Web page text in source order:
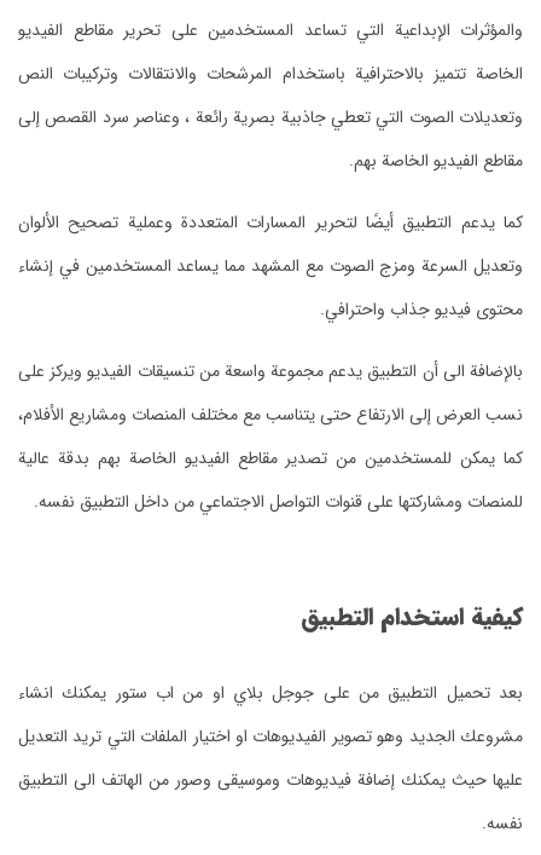
والمؤثرات الإبداعية التي تساعد المستخدمين على تحرير مقاطع الفيديو
الخاصة تتميز بالاحترافية باستخدام المرشحات والانتقالات وتركيبات النص
وتعديلات الصوت التي تعطي جاذبية بصرية رائعة ، وعناصر سرد القصص إلى
مقاطع الفيديو الخاصة بهم.
كما يدعم التطبيق أيضًا لتحرير المسارات المتعددة وعملية تصحيح الألوان
وتعديل السرعة ومزج الصوت مع المشهد مما يساعد المستخدمين في إنشاء
محتوى فيديو جذاب واحترافي.
بالإضافة الى أن التطبيق يدعم مجموعة واسعة من تنسيقات الفيديو ويركز على
نسب العرض إلى الارتفاع حتى يتناسب مع مختلف المنصات ومشاريع الأفلام،
كما يمكن للمستخدمين من تصدير مقاطع الفيديو الخاصة بهم بدقة عالية
للمنصات ومشاركتها على قنوات التواصل الاجتماعي من داخل التطبيق نفسه.
كيفية استخدام التطبيق
بعد تحميل التطبيق من على جوجل بلاي او من اب ستور يمكنك انشاء
مشروعك الجديد وهو تصوير الفيديوهات او اختيار الملفات التي تريد التعديل
عليها حيث يمكنك إضافة فيديوهات وموسيقى وصور من الهاتف الى التطبيق
نفسه.